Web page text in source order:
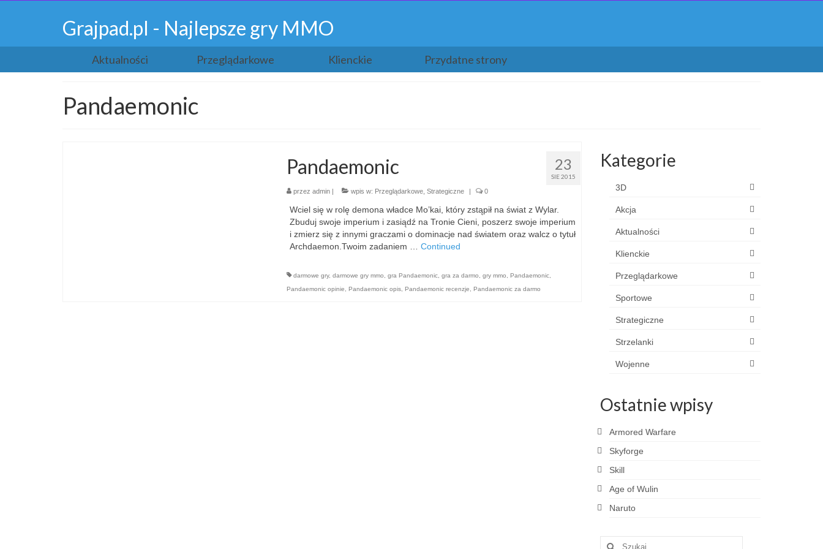
Grajpad.pl - Najlepsze gry MMO
Aktualności Przeglądarkowe Klienckie Przydatne strony
Pandaemonic
23
SIE 2015
Pandaemonic
przez admin| wpis w: Przeglądarkowe, Strategiczne | 0
Wciel się w rolę demona władce Mo’kai, który zstąpił na świat z Wylar.
Zbuduj swoje imperium i zasiądź na Tronie Cieni, poszerz swoje imperium
i zmierz się z innymi graczami o dominacje nad światem oraz walcz o tytuł
Archdaemon.Twoim zadaniem … Continued
darmowe gry, darmowe gry mmo gra Pandaemonic, gra za darmo gry mmo Pandaemonic,
Pandaemonic opinie
Pandaemonic opis, Pandaemonic recenzje Pandaemonic za darmo
Kategorie
3D
Akcja
Aktualności
Klienckie
Przeglądarkowe
Sportowe
Strategiczne
Strzelanki
Wojenne
Ostatnie wpisy
Armored Warfare
Skyforge
Skill
Age of Wulin
Naruto
Szuklaj